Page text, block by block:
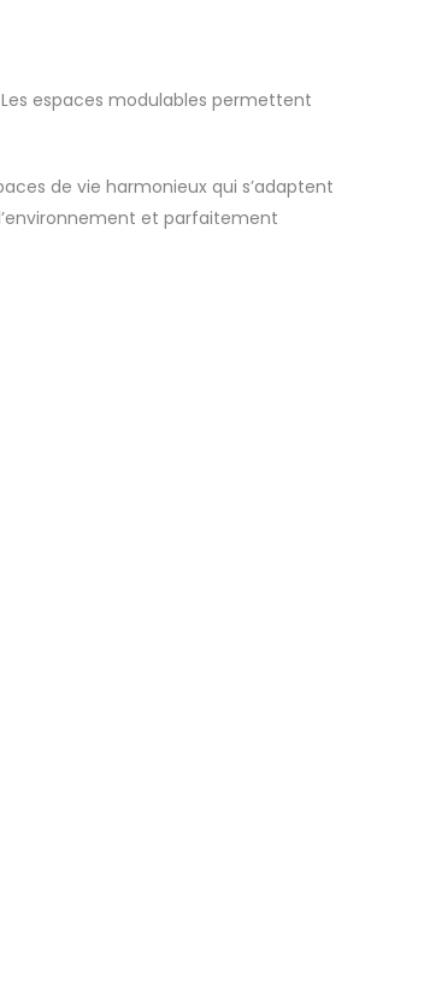
espaces modulables permettent
de vie harmonieux qui s’adaptent
et parfaitement